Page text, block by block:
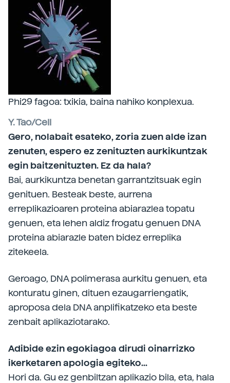
Phi29 fagoa: txikia, baina nahiko konplexua.
Y. Tao/Cell
Gero, nolabait esateko, zoria zuen alde izan
zenuten, espero ez zenituzten aurkikuntzak
egin baitzenituzten. Ez da hala?
Bai, aurkikuntza benetan garrantzitsuak egin
genituen. Besteak beste, aurrena
erreplikazioaren proteina abiarazlea topatu
genuen, eta lehen aldiz frogatu genuen DNA
proteina abiarazle baten bidez erreplika
zitekeela.
Geroago, DNA polimerasa aurkitu genuen, eta
konturatu ginen, dituen ezaugarriengatik,
aproposa dela DNA anplifikatzeko eta beste
zenbait aplikaziotarako.
Adibide ezin egokiagoa dirudi oinarrizko
ikerketaren apologia egiteko...
Hori da. Gu ez genbiltzan aplikazio bila, eta, hala